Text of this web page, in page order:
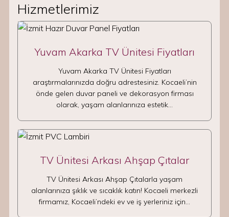
Hizmetlerimiz
Yuvam Akarka TV Ünitesi Fiyatları
Yuvam Akarka TV Ünitesi Fiyatları
araştırmalarınızda doğru adrestesiniz. Kocaeli’nin
önde gelen duvar paneli ve dekorasyon firması
olarak, yaşam alanlarınıza estetik…
TV Ünitesi Arkası Ahşap Çıtalar
TV Ünitesi Arkası Ahşap Çıtalarla yaşam
alanlarınıza şıklık ve sıcaklık katın! Kocaeli merkezli
firmamız, Kocaeli’ndeki ev ve iş yerleriniz için…